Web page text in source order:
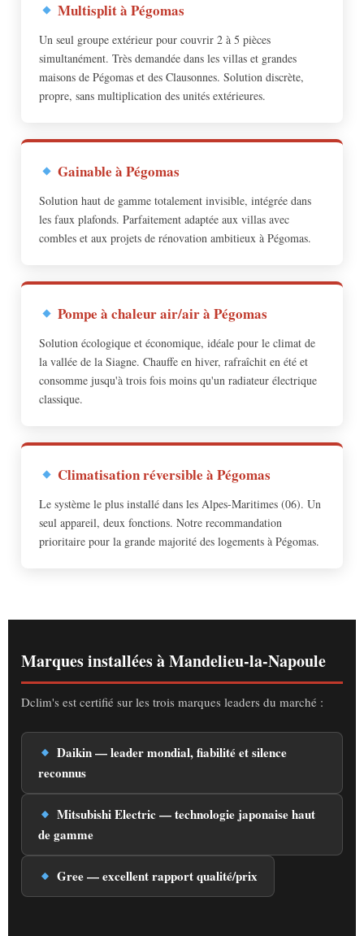
Multisplit à Pégomas
Un seul groupe extérieur pour couvrir 2 à 5 pièces
simultanément. Très demandée dans les villas et grandes
maisons de Pégomas et des Clausonnes. Solution discrète,
propre, sans multiplication des unités extérieures.
Gainable à Pégomas
Solution haut de gamme totalement invisible, intégrée dans
les faux plafonds. Parfaitement adaptée aux villas avec
combles et aux projets de rénovation ambitieux à Pégomas.
Pompe à chaleur air/air à Pégomas
Solution écologique et économique, idéale pour le climat de
la vallée de la Siagne. Chauffe en hiver, rafraîchit en été et
consomme jusqu'à trois fois moins qu'un radiateur électrique
classique.
Climatisation réversible à Pégomas
Le système le plus installé dans les Alpes-Maritimes (06). Un
seul appareil, deux fonctions. Notre recommandation
prioritaire pour la grande majorité des logements à Pégomas.
Marques installées à Mandelieu-la-Napoule
Dclim's est certifié sur les trois marques leaders du marché :
Daikin — leader mondial, fiabilité et silence
reconnus
Mitsubishi Electric — technologie japonaise haut
de gamme
Gree — excellent rapport qualité/prix